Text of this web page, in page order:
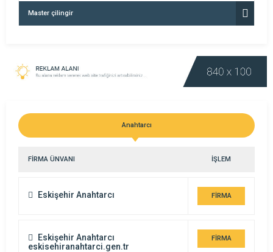
Master çilingir
Anahtarcı
FİRMA ÜNVANI İŞLEM
Eskişehir Anahtarcı FİRMA
Eskişehir Anahtarcı
eskisehiranahtarci.gen.tr
FİRMA